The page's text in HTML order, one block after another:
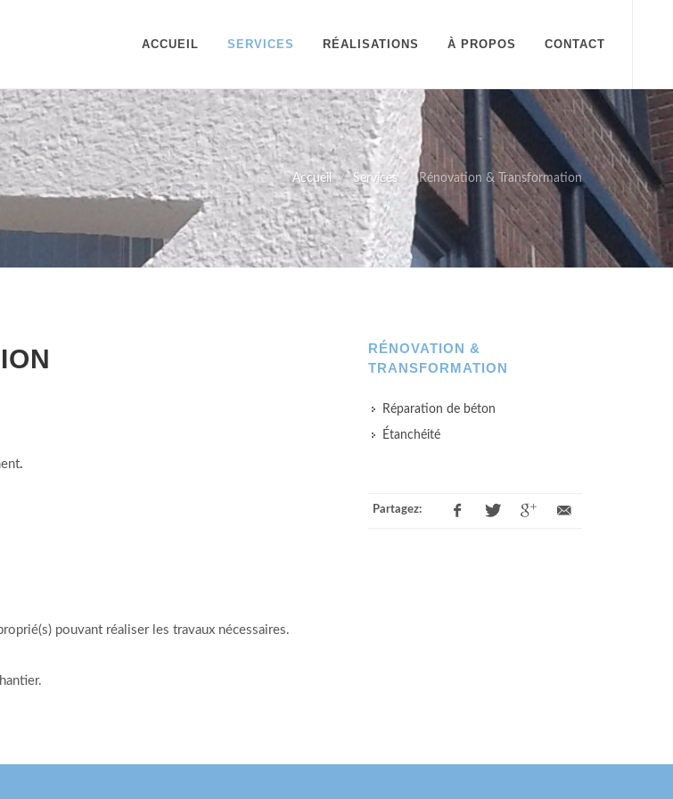
ACCUEIL SERVICES RÉALISATIONS À PROPOS CONTACT
Accueil Services Rénovation & Transformation
.
pouvant réaliser les travaux nécessaires.
RÉNOVATION &
TRANSFORMATION
Réparation de béton
Étanchéité
Partagez: